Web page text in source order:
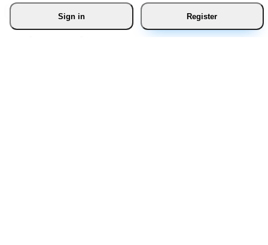
Sign in Register